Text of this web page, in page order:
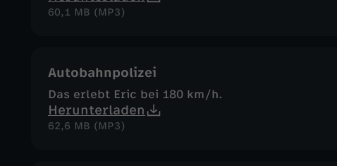
60,1 MB (MP3)
Autobahnpolizei
Das erlebt Eric bei 180 km/h.
Herunterladen
62,6 MB (MP3)